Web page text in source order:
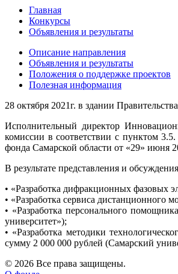
Главная
Конкурсы
Объявления и результаты
Описание направления
Объявления и результаты
Положения о поддержке проектов
Полезная информация
28 октября 2021г. в здании
Исполнительный директор
комиссии в соответствии с пунктом
фонда Самарской области от «29» июня
В результате представления и
• «Разработка дифракционных
• «Разработка сервиса
• «Разработка персонального
университет»);
• «Разработка методики
сумму 2 000 000 рублей (Самарский
© 2026 Все права защищены.